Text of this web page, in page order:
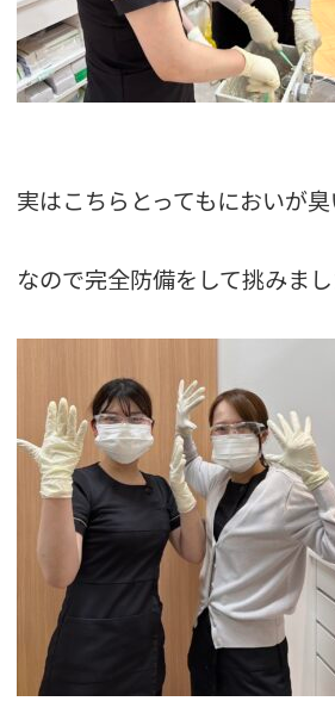
実はこちらとってもにおいが
なので完全防備をして挑みまし